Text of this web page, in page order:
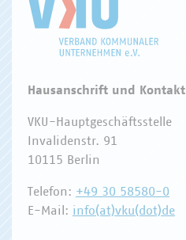
Hausanschrift und Kontakt
VKU-Hauptgeschäftsstelle
Invalidenstr. 91
10115 Berlin
Telefon: +49 30 58580-0
E-Mail: info(at)vku(dot)de